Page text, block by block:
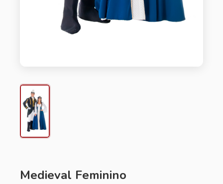
Medieval Feminino